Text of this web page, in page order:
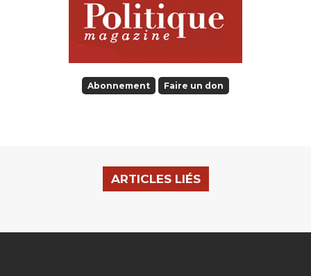
Abonnement Faire un don
ARTICLES LIÉS